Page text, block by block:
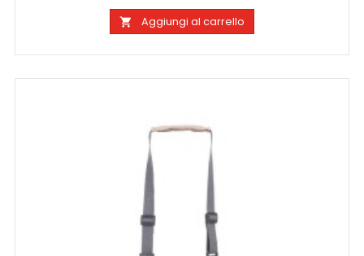
 Aggiungi al carrello